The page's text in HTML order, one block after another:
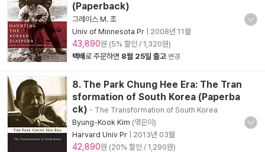
(Paperback)
그레이스 M. 조
Univ of Minnesota Pr
2008년 11월
43,890원 (5% 할인 / 1,320원)
택배로 주문하면 8월 25일 출고 변경
8. The Park Chung Hee Era: The Tran
sformation of South Korea (Paperba
ck) - The Transformation of South Korea
Byung-Kook Kim (엮은이)
Harvard Univ Pr
2013년 03월
42,890원 (20% 할인 / 1,290원)